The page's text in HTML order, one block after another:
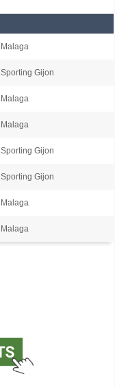
Malaga
Sporting Gijon
Malaga
Malaga
Sporting Gijon
Sporting Gijon
Malaga
Malaga